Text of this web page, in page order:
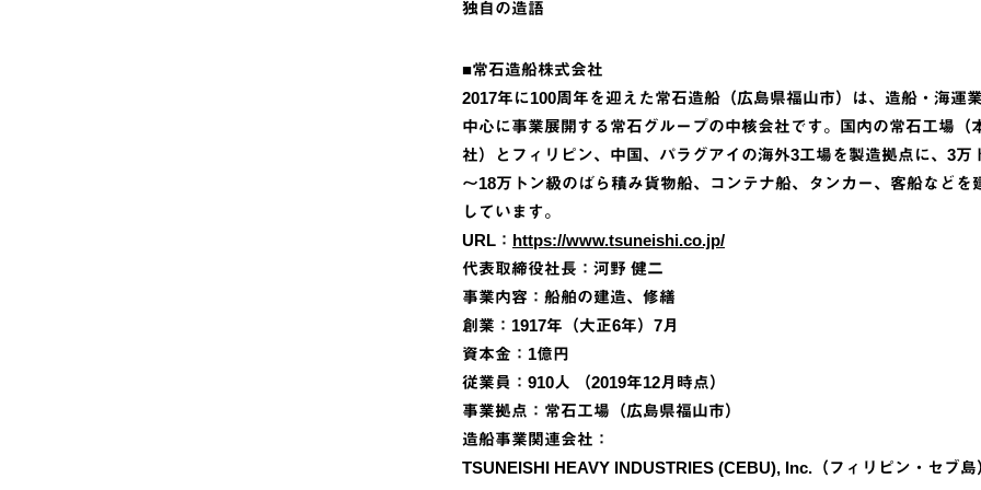
独自の造語
■常石造船株式会社
2017年に100周年を迎えた常石造船（広島県福山市）は、造船・海運
中心に事業展開する常石グループの中核会社です。国内の常石工場（
社）とフィリピン、中国、パラグアイの海外3工場を製造拠点に、3万
～18万トン級のばら積み貨物船、コンテナ船、タンカー、客船などを
しています。
URL： https://www.tsuneishi.co.jp/
代表取締役社長：河野 健二
事業内容：船舶の建造、修繕
創業：1917年（大正6年）7月
資本金：1億円
従業員：910人 （2019年12月時点）
事業拠点：常石工場（広島県福山市）
造船事業関連会社：
TSUNEISHI HEAVY INDUSTRIES (CEBU), Inc.（フィリピン・セブ島